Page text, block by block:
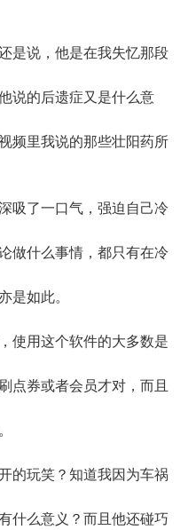
说，他是在我失忆那段
说的后遗症又是什么意
频里我说的那些壮阳药所
了一口气，强迫自己冷
做什么事情，都只有在冷
是如此。
用这个软件的大多数是
点券或者会员才对，而且
玩笑？知道我因为车祸
什么意义？而且他还碰巧